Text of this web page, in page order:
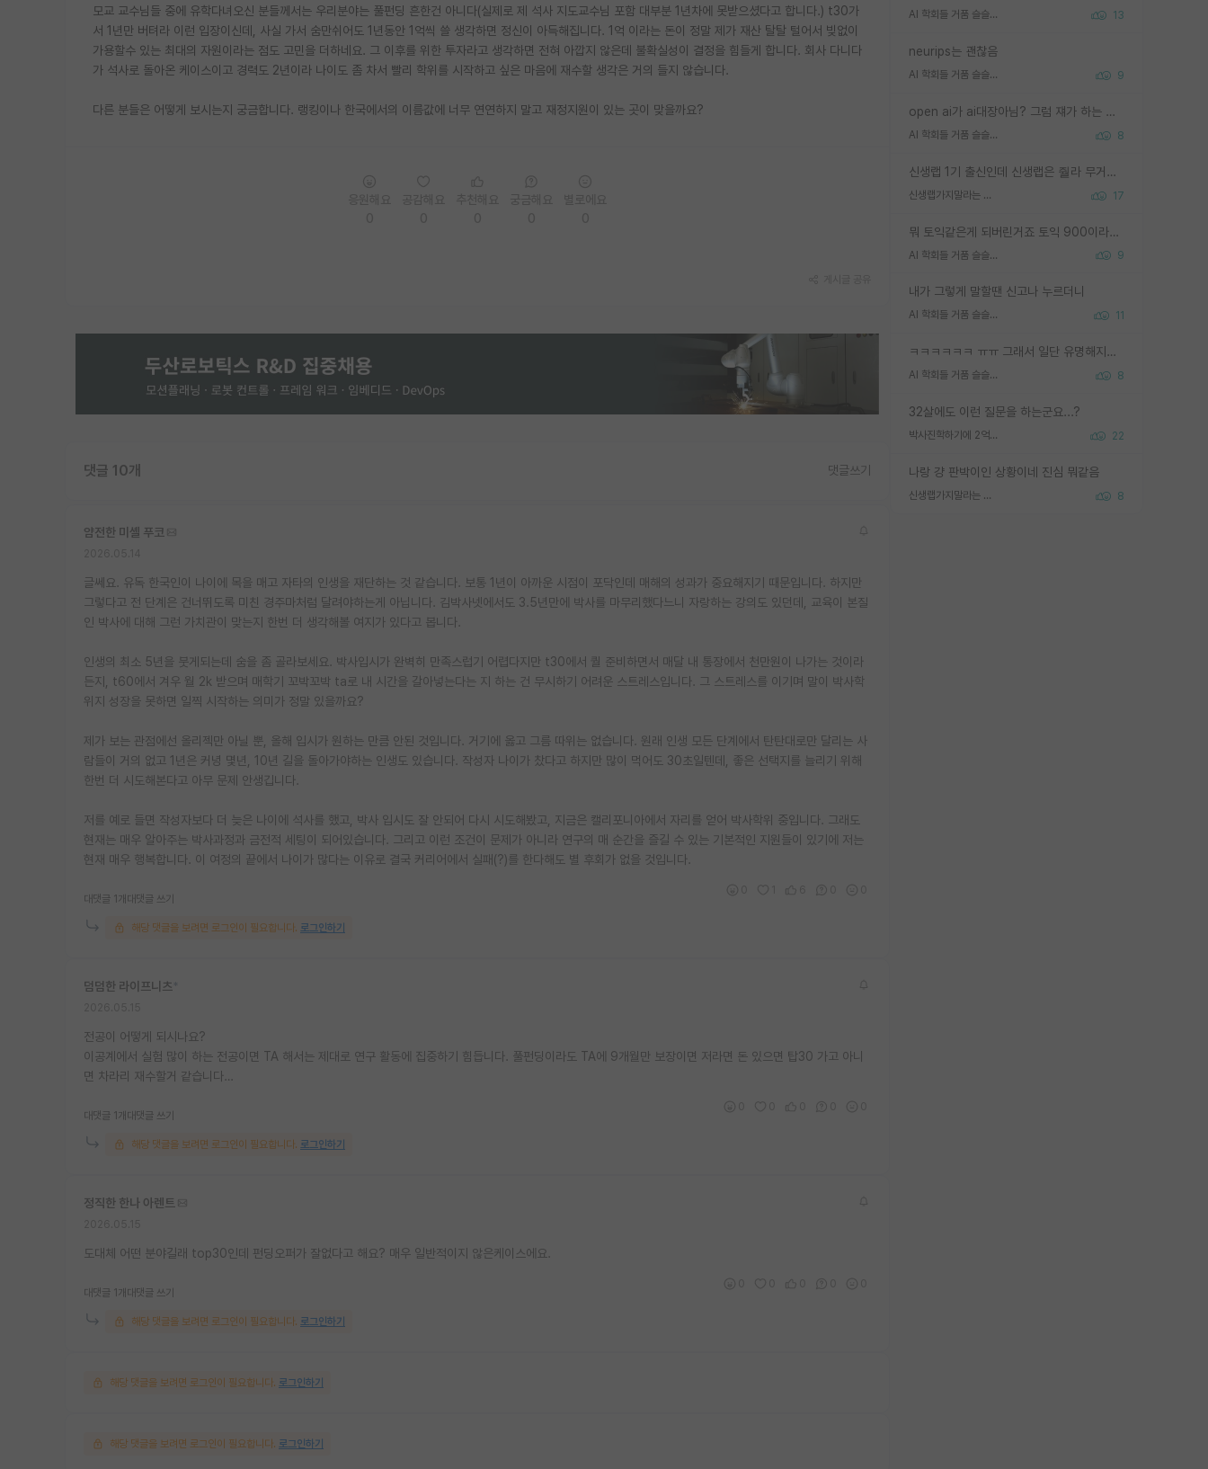
AI 학회들 거품 슬슬 지적이 나오네요 13
neurips는 괜찮음
AI 학회들 거품 슬슬 지적이 나오네요 9
open ai가 ai대장아님? 그럼 쟤가 하는 말이 다 맞겠네
AI 학회들 거품 슬슬 지적이 나오네요 8
신생랩 1기 출신인데 신생랩은 줠라 무거운 바벨 같은거임. 들면 대박인데 못들면 깔려 죽음. 아무도 알려주지 않는 환경에서 자생해야하지만, 일단 살아남았다면 그 어떤 사람보다 악착같고 생존력 높은 사람으로 거듭날 수 있음
신생랩가지말라는 이유가 있었구나 17
뭐 토익같은게 되버린거죠 토익 900이라고 영어잘하는건 아닙니다만 잘하는사람은 다 900을 넘는 그런
AI 학회들 거품 슬슬 지적이 나오네요 9
내가 그렇게 말할땐 신고나 누르더니
AI 학회들 거품 슬슬 지적이 나오네요 11
ㅋㅋㅋㅋㅋㅋ ㅠㅠ 그래서 일단 유명해지는게 중요한거같습니다
AI 학회들 거품 슬슬 지적이 나오네요 8
32살에도 이런 질문을 하는군요...?
박사진학하기에 2억은 괜찮은 (?) 정도의 경제력인가요 22
나랑 걍 판박이인 상황이네 진심 뭐같음
신생랩가지말라는 이유가 있었구나 8
모교 교수님들 중에 유학다녀오신 분들께서는 우리분야는 풀펀딩 흔한건 아니다(실제로 제 석사 지도교수님 포함 대부분 1년차에 못받으셨다고 합니다.) t30가
서 1년만 버텨라 이런 입장이신데, 사실 가서 숨만쉬어도 1년동안 1억씩 쓸 생각하면 정신이 아득해집니다. 1억 이라는 돈이 정말 제가 재산 탈탈 털어서 빚없이
가용할수 있는 최대의 자원이라는 점도 고민을 더하네요. 그 이후를 위한 투자라고 생각하면 전혀 아깝지 않은데 불확실성이 결정을 힘들게 합니다. 회사 다니다
가 석사로 돌아온 케이스이고 경력도 2년이라 나이도 좀 차서 빨리 학위를 시작하고 싶은 마음에 재수할 생각은 거의 들지 않습니다.
다른 분들은 어떻게 보시는지 궁금합니다. 랭킹이나 한국에서의 이름값에 너무 연연하지 말고 재정지원이 있는 곳이 맞을까요?
댓글 10개 댓글쓰기
얌전한 미셸 푸코
글쎄요. 유독 한국인이 나이에 목을 매고 자타의 인생을 재단하는 것 같습니다. 보통 1년이 아까운 시점이 포닥인데 매해의 성과가 중요해지기 때문입니다. 하지만
그렇다고 전 단계은 건너뛰도록 미친 경주마처럼 달려야하는게 아닙니다. 김박사넷에서도 3.5년만에 박사를 마무리했다느니 자랑하는 강의도 있던데, 교육이 본질
인 박사에 대해 그런 가치관이 맞는지 한번 더 생각해볼 여지가 있다고 봅니다.
인생의 최소 5년을 붓게되는데 숨을 좀 골라보세요. 박사입시가 완벽히 만족스럽기 어렵다지만 t30에서 퀄 준비하면서 매달 내 통장에서 천만원이 나가는 것이라
든지, t60에서 겨우 월 2k 받으며 매학기 꼬박꼬박 ta로 내 시간을 갈아넣는다는 지 하는 건 무시하기 어려운 스트레스입니다. 그 스트레스를 이기며 말이 박사학
위지 성장을 못하면 일찍 시작하는 의미가 정말 있을까요?
제가 보는 관점에선 올리젝만 아닐 뿐, 올해 입시가 원하는 만큼 안된 것입니다. 거기에 옳고 그름 따위는 없습니다. 원래 인생 모든 단계에서 탄탄대로만 달리는 사
람들이 거의 없고 1년은 커녕 몇년, 10년 길을 돌아가야하는 인생도 있습니다. 작성자 나이가 찼다고 하지만 많이 먹어도 30초일텐데, 좋은 선택지를 늘리기 위해
한번 더 시도해본다고 아무 문제 안생깁니다.
저를 예로 들면 작성자보다 더 늦은 나이에 석사를 했고, 박사 입시도 잘 안되어 다시 시도해봤고, 지금은 캘리포니아에서 자리를 얻어 박사학위 중입니다. 그래도
현재는 매우 알아주는 박사과정과 금전적 세팅이 되어있습니다. 그리고 이런 조건이 문제가 아니라 연구의 매 순간을 즐길 수 있는 기본적인 지원들이 있기에 저는
현재 매우 행복합니다. 이 여정의 끝에서 나이가 많다는 이유로 결국 커리어에서 실패(?)를 한다해도 별 후회가 없을 것입니다.
대댓글 1개 대댓글 쓰기
해당 댓글을 보려면 로그인이 필요합니다. 로그인하기
덤덤한 라이프니츠
전공이 어떻게 되시나요?
이공계에서 실험 많이 하는 전공이면 TA 해서는 제대로 연구 활동에 집중하기 힘듭니다. 풀펀딩이라도 TA에 9개월만 보장이면 저라면 돈 있으면 탑30 가고 아니
면 차라리 재수할거 같습니다…
대댓글 1개 대댓글 쓰기
해당 댓글을 보려면 로그인이 필요합니다. 로그인하기
정직한 한나 아렌트
도대체 어떤 분야길래 top30인데 펀딩오퍼가 잘없다고 해요? 매우 일반적이지 않은케이스에요.
대댓글 1개 대댓글 쓰기
해당 댓글을 보려면 로그인이 필요합니다. 로그인하기
해당 댓글을 보려면 로그인이 필요합니다. 로그인하기
해당 댓글을 보려면 로그인이 필요합니다. 로그인하기